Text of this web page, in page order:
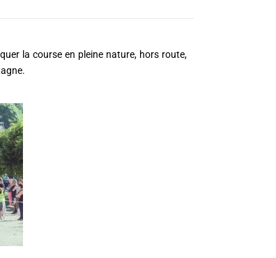
la course en pleine nature, hors route,